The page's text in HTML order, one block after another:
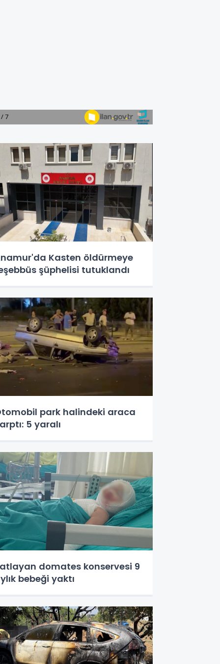
Kasten öldürmeye
şüphelisi tutuklandı
park halindeki araca
5 yaralı
domates konservesi 9
bebeği yaktı